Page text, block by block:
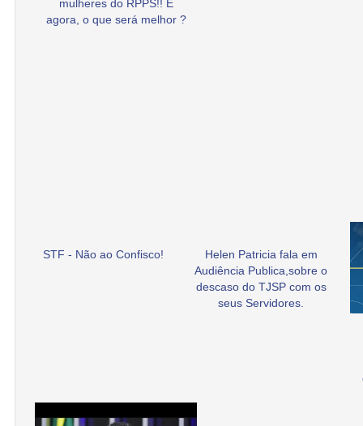
mulheres do RPPS!! E
agora, o que será melhor ?
STF - Não ao Confisco!
Helen Patricia fala em
Audiência Publica,sobre o
descaso do TJSP com os
seus Servidores.